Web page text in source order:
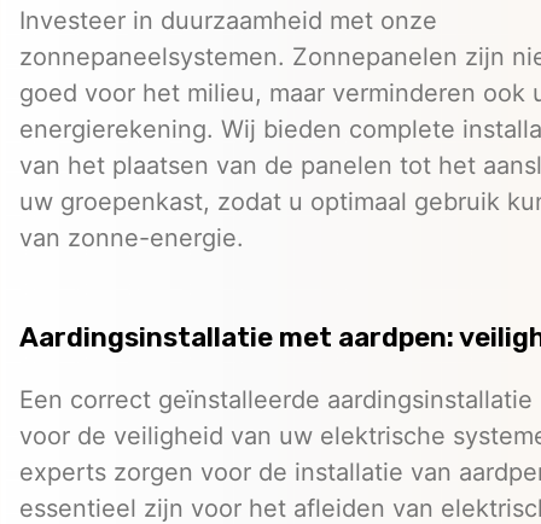
Investeer in duurzaamheid met onze
zonnepaneelsystemen. Zonnepanelen zijn
goed voor het milieu, maar verminderen ook
energierekening. Wij bieden complete
van het plaatsen van de panelen tot het
uw groepenkast, zodat u optimaal gebruik
van zonne-energie.
Aardingsinstallatie met aardpen:
Een correct geïnstalleerde aardingsinstallatie
voor de veiligheid van uw elektrische
experts zorgen voor de installatie van
essentieel zijn voor het afleiden van